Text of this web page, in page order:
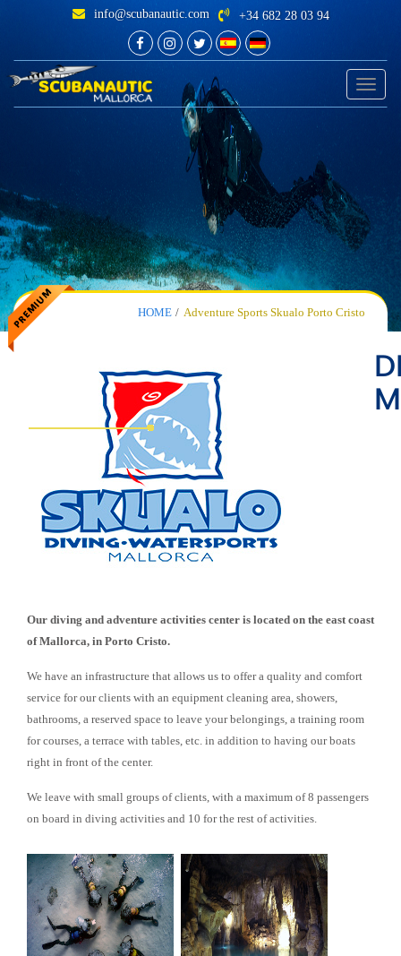
info@scubanautic.com +34 682 28 03 94
Toggle
HOME Adventure Sports Skualo Porto Cristo
Our diving and adventure activities center is located on the east coast
of Mallorca, in Porto Cristo.
We have an infrastructure that allows us to offer a quality and comfort
service for our clients with an equipment cleaning area, showers,
bathrooms, a reserved space to leave your belongings, a training room
for courses, a terrace with tables, etc. in addition to having our boats
right in front of the center.
We leave with small groups of clients, with a maximum of 8 passengers
on board in diving activities and 10 for the rest of activities.